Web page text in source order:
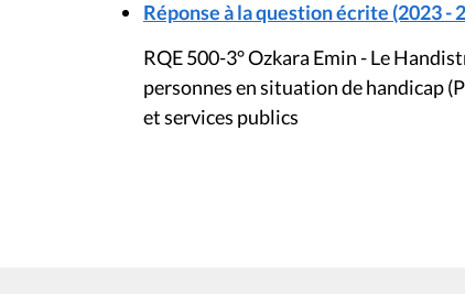
Réponse à la question écrite (2023 -
RQE 500-3° Ozkara Emin - Le
personnes en situation de handicap
et services publics